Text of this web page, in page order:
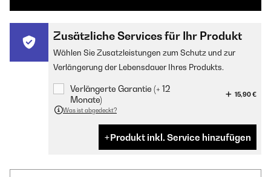
Zusätzliche Services für Ihr Produkt
Wählen Sie Zusatzleistungen zum Schutz und zur
Verlängerung der Lebensdauer Ihres Produkts.
Verlängerte Garantie (+ 12
Monate)
15,90 €
Was ist abgedeckt?
Produkt inkl. Service hinzufügen